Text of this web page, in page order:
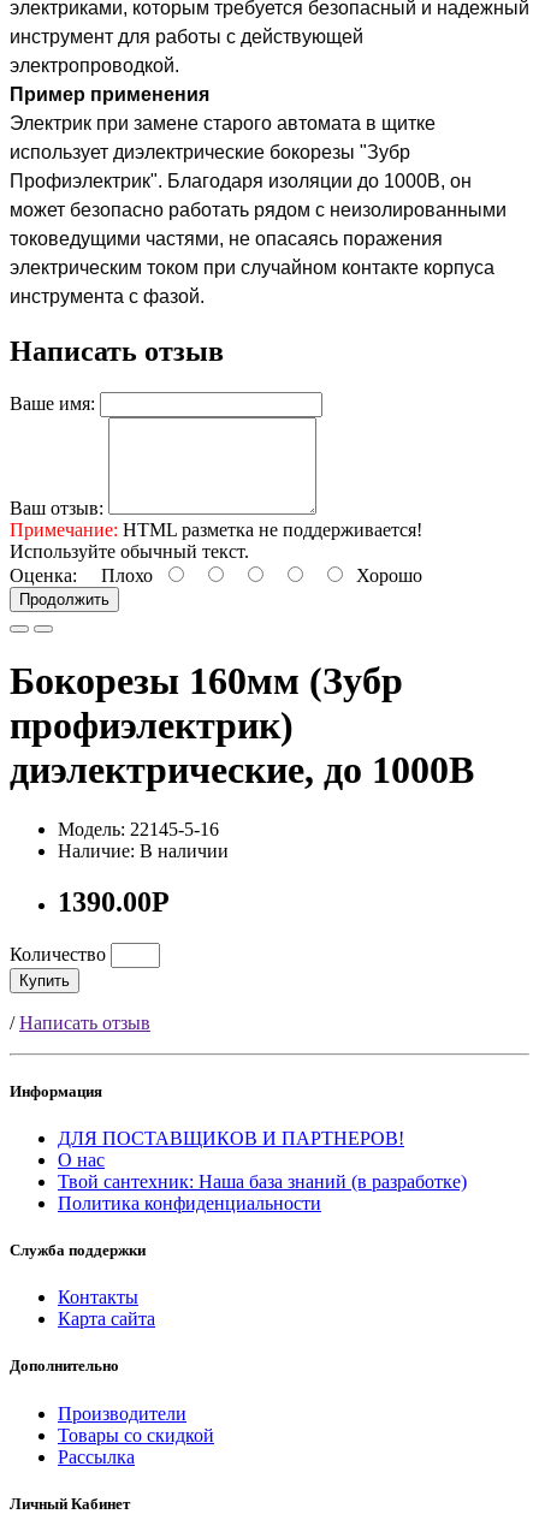
электриками, которым требуется безопасный и надежный
инструмент для работы с действующей
электропроводкой.
Пример применения
Электрик при замене старого автомата в щитке
использует диэлектрические бокорезы "Зубр
Профиэлектрик". Благодаря изоляции до 1000В, он
может безопасно работать рядом с неизолированными
токоведущими частями, не опасаясь поражения
электрическим током при случайном контакте корпуса
инструмента с фазой.
Написать отзыв
Ваше имя:
Ваш отзыв:
Примечание: HTML разметка не поддерживается!
Используйте обычный текст.
Оценка: Плохо Хорошо
Продолжить
Бокорезы 160мм (Зубр
профиэлектрик)
диэлектрические, до 1000В
Модель: 22145-5-16
Наличие: В наличии
1390.00Р
Количество
Купить
/Написать отзыв
Информация
ДЛЯ ПОСТАВЩИКОВ И ПАРТНЕРОВ!
О нас
Твой сантехник: Наша база знаний (в разработке)
Политика конфиденциальности
Служба поддержки
Контакты
Карта сайта
Дополнительно
Производители
Товары со скидкой
Рассылка
Личный Кабинет